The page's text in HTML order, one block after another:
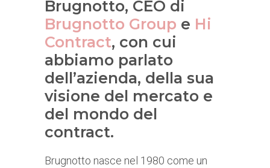
Brugnotto, CEO di
Brugnotto Group e Hi
Contract, con cui
abbiamo parlato
dell’azienda, della sua
visione del mercato e
del mondo del
contract.
Brugnotto nasce nel 1980 come un